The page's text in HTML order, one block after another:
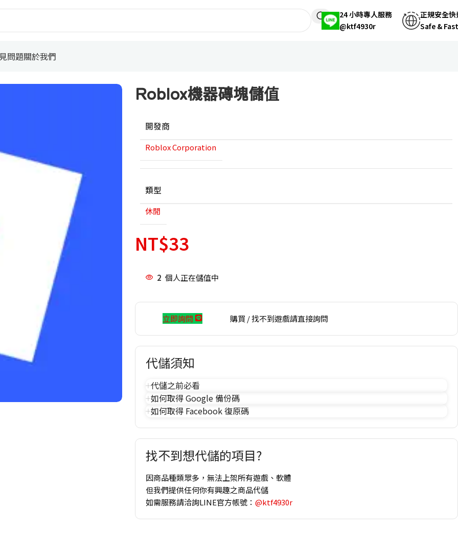
24 小時專人服務
@ktf4930r
正規安全快
Safe & Fast
問題關於我們
Roblox機器磚塊儲值
開發商
Roblox Corporation
類型
休閒
NT$33
2 個人正在儲值中
立即詢問 購買 / 找不到遊戲請直接詢問
代儲須知
代儲之前必看
如何取得 Google 備份碼
如何取得 Facebook 復原碼
找不到想代儲的項目?
因商品種類眾多，無法上架所有遊戲、軟體
但我們提供任何你有興趣之商品代儲
如需服務請洽詢LINE官方帳號： @ktf4930r